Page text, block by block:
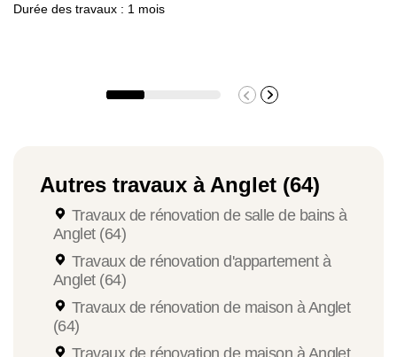
Durée des travaux : 1 mois
Autres travaux à Anglet (64)
Travaux de rénovation de salle de bains à
Anglet (64)
Travaux de rénovation d'appartement à
Anglet (64)
Travaux de rénovation de maison à Anglet
(64)
Travaux de rénovation de maison à Anglet